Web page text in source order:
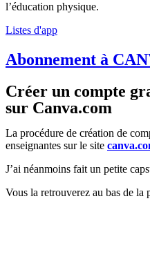
l’éducation physique.
Listes d'app
Abonnement à
Créer un compte
sur Canva.com
La procédure de création de
enseignantes sur le site
J’ai néanmoins fait un petite
Vous la retrouverez au bas de la